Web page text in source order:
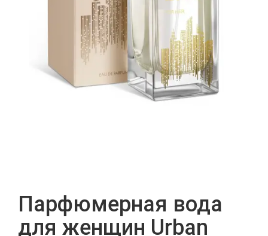
Парфюмерная вода
для женщин Urban